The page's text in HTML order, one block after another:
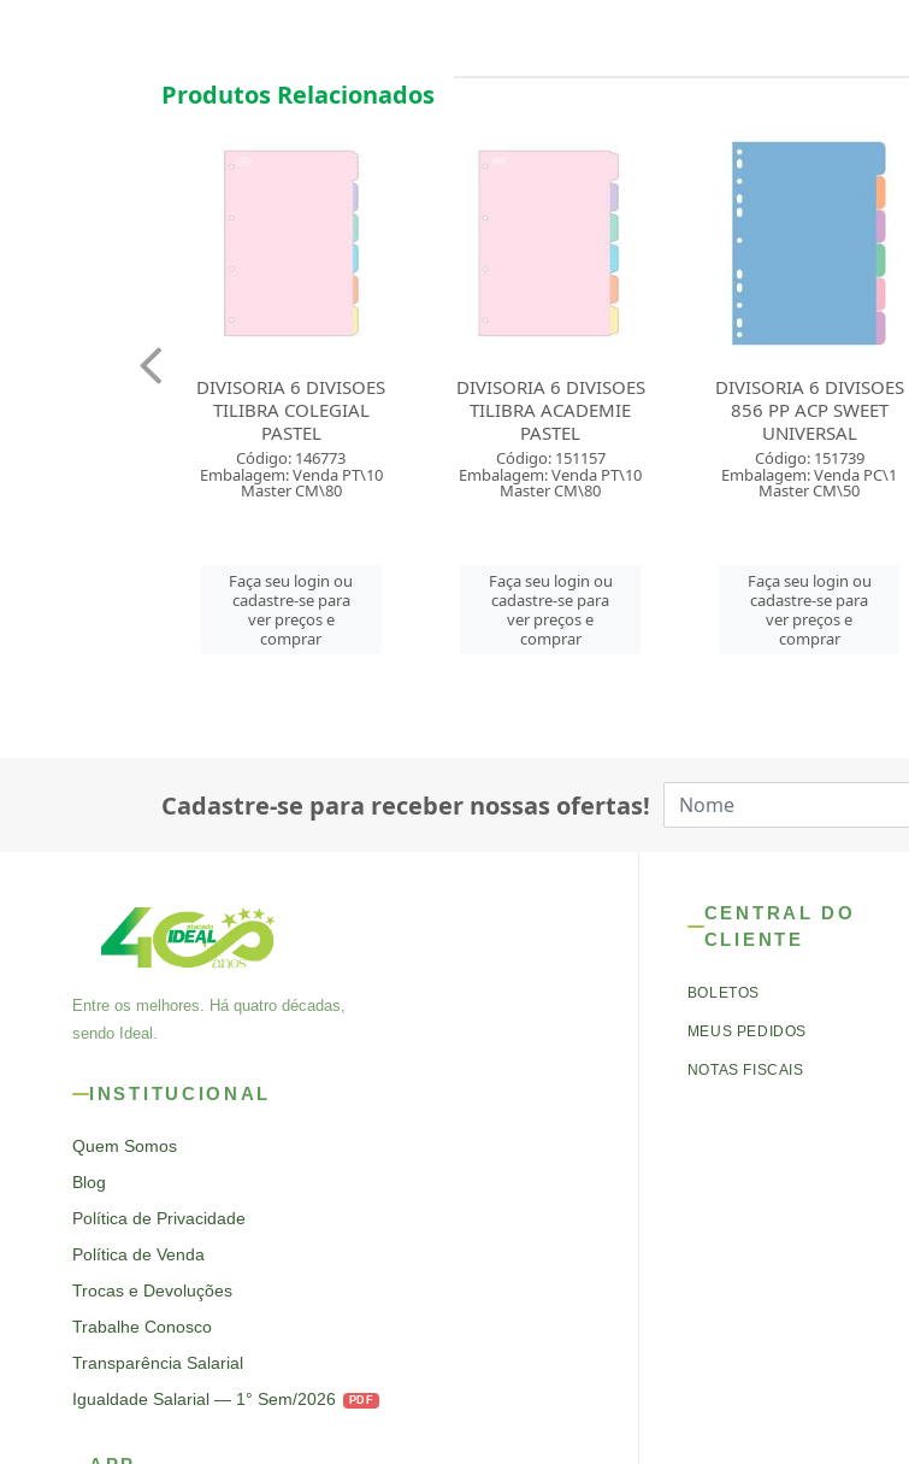
Produtos Relacionados
DIVISORIA 6 DIVISOES
TILIBRA ACADEMIE
PASTEL
Código: 151157
Embalagem: Venda PT\10
Master CM\80
Faça seu login ou
cadastre-se para
ver preços e
comprar
DIVISORIA 6 DIVISOES
856 PP ACP SWEET
UNIVERSAL
Código: 151739
Embalagem: Venda PC\1
Master CM\50
Faça seu login ou
cadastre-se para
ver preços e
comprar
DIVISORIA 6 DIVISOES
TILIDISCO TILIBRA
ACADEMIE PASTEL
Código: 151777
Embalagem: Venda PT\10
Master PT\10
Faça seu login ou
cadastre-se para
ver preços e
comprar
Cadastre-se para receber nossas ofertas!
Entre os melhores. Há quatro décadas,
sendo Ideal.
INSTITUCIONAL
Quem Somos
Blog
Política de Privacidade
Política de Venda
Trocas e Devoluções
Trabalhe Conosco
Transparência Salarial
Igualdade Salarial — 1° Sem/2026
PDF
CENTRAL DO
CLIENTE
BOLETOS
MEUS PEDIDOS
NOTAS FISCAIS